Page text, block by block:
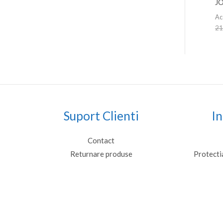
Suport Clienti
Contact
Returnare produse